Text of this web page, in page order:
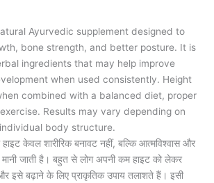
Ayurvedic supplement designed to
bone strength, and better posture. It is
ingredients that may help improve
when used consistently. Height
combined with a balanced diet, proper
Results may vary depending on
body structure.
केवल शारीरिक बनावट नहीं, बल्कि आत्मविश्वास और
मानी जाती है। बहुत से लोग अपनी कम हाइट को लेकर
बढ़ाने के लिए प्राकृतिक उपाय तलाशते हैं। इसी